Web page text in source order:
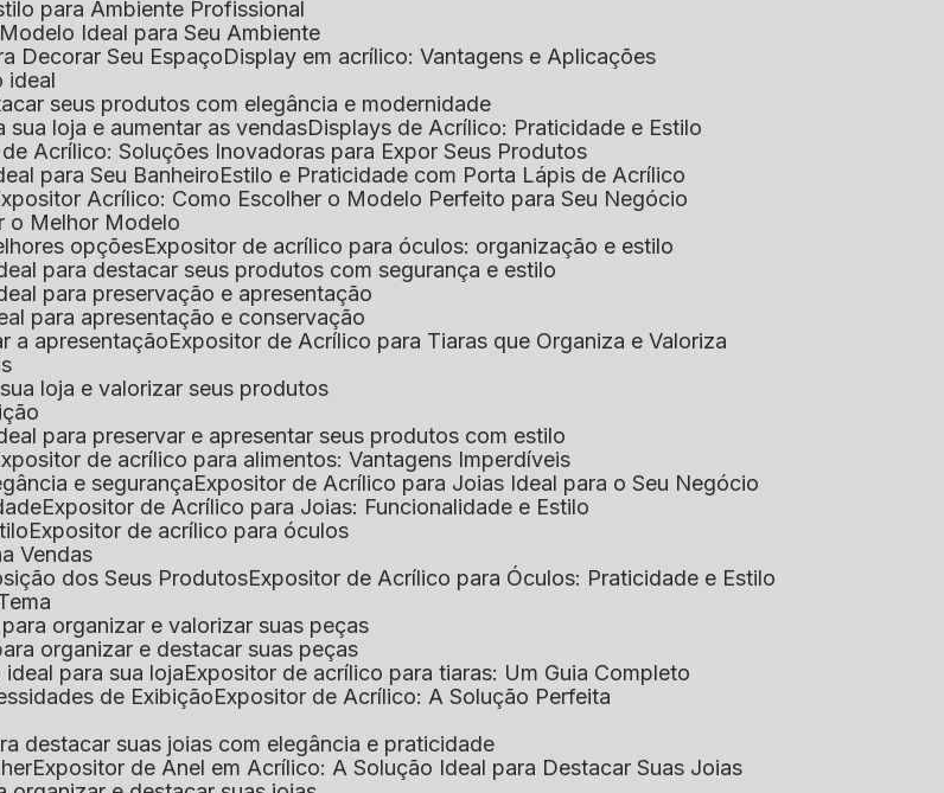
para Ambiente Profissional
Ideal para Seu Ambiente
Decorar Seu Espaço
Display em acrílico: Vantagens e Aplicações
ideal
seus produtos com elegância e modernidade
sua loja e aumentar as vendas
Displays de Acrílico: Praticidade e Estilo
de Acrílico: Soluções Inovadoras para Expor Seus Produtos
para Seu Banheiro
Estilo e Praticidade com Porta Lápis de Acrílico
Expositor Acrílico: Como Escolher o Modelo Perfeito para Seu Negócio
o Melhor Modelo
opções Expositor de acrílico para óculos: organização e estilo
para destacar seus produtos com segurança e estilo
para preservação e apresentação
para apresentação e conservação
a apresentação Expositor de Acrílico para Tiaras que Organiza e Valoriza
loja e valorizar seus produtos
para preservar e apresentar seus produtos com estilo
Expositor de acrílico para alimentos: Vantagens Imperdíveis
e segurança Expositor de Acrílico para Joias Ideal para o Seu Negócio
Expositor de Acrílico para Joias: Funcionalidade e Estilo
Expositor de acrílico para óculos
Vendas
dos Seus Produtos Expositor de Acrílico para Óculos: Praticidade e Estilo
organizar e valorizar suas peças
organizar e destacar suas peças
para sua loja Expositor de acrílico para tiaras: Um Guia Completo
de Exibição Expositor de Acrílico: A Solução Perfeita
destacar suas joias com elegância e praticidade
Expositor de Anel em Acrílico: A Solução Ideal para Destacar Suas Joias